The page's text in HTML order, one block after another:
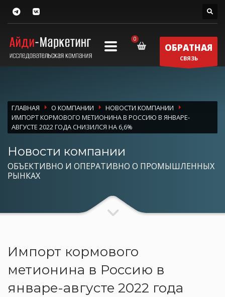
ОБРАТНАЯ
СВЯЗЬ
ГЛАВНАЯ О КОМПАНИИ
НОВОСТИ КОМПАНИИ
ИМПОРТ КОРМОВОГО МЕТИОНИНА В РОССИЮ В ЯНВАРЕ-
АВГУСТЕ 2022 ГОДА СНИЗИЛСЯ НА 6,6%
Новости компании
ОБЪЕКТИВНО И ОПЕРАТИВНО О ПРОМЫШЛЕННЫХ
РЫНКАХ
Импорт кормового
метионина в Россию в
январе-августе 2022 года